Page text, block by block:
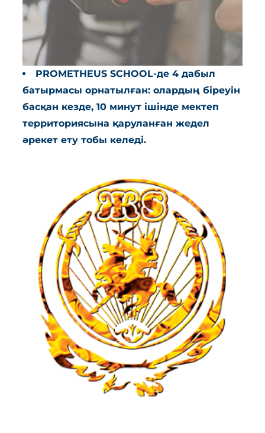
PROMETHEUS SCHOOL-де 4 дабыл
батырмасы орнатылған: олардың біреуін
басқан кезде, 10 минут ішінде мектеп
территориясына қаруланған жедел
әрекет ету тобы келеді.